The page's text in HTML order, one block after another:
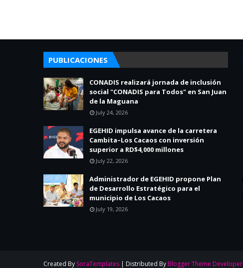
PUBLICACIONES
CONADIS realizará jornada de inclusión
social "CONADIS para Todos" en San Juan
de la Maguana
July 24, 2026
EGEHID impulsa avance de la carretera
Cambita–Los Cacaos con inversión
superior a RD$4,000 millones
July 22, 2026
Administrador de EGEHID propone Plan
de Desarrollo Estratégico para el
municipio de Los Cacaos
July 19, 2026
Created By SoraTemplates | Distributed By Blogger Theme Developer